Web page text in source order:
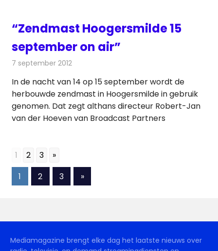
“Zendmast Hoogersmilde 15
september on air”
7 september 2012
In de nacht van 14 op 15 september wordt de
herbouwde zendmast in Hoogersmilde in gebruik
genomen. Dat zegt althans directeur Robert-Jan
van der Hoeven van Broadcast Partners
1 2 3 »
Berichten
1 2 3
Volgende
berichten
»
Mediamagazine brengt elke dag het laatste nieuws over